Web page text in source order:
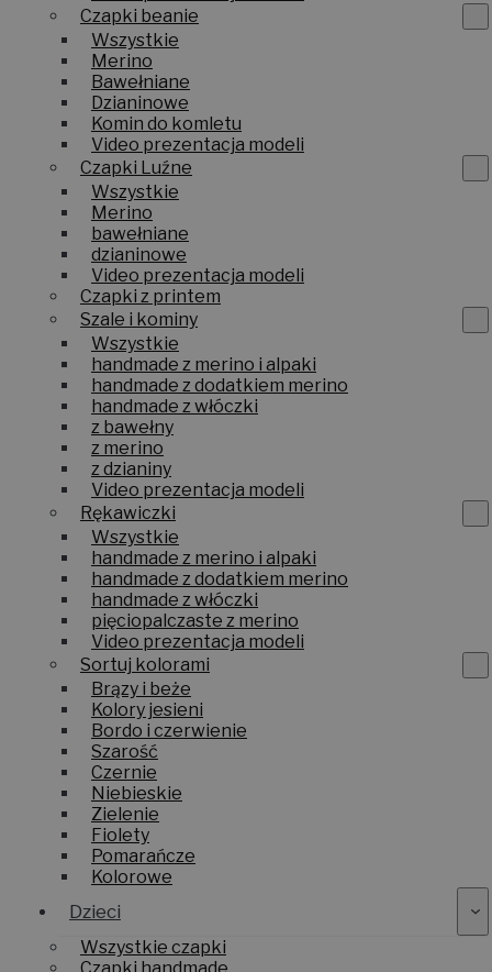
Czapki beanie
Wszystkie
Merino
Bawełniane
Dzianinowe
Komin do komletu
Video prezentacja modeli
Czapki Luźne
Wszystkie
Merino
bawełniane
dzianinowe
Video prezentacja modeli
Czapki z printem
Szale i kominy
Wszystkie
handmade z merino i alpaki
handmade z dodatkiem merino
handmade z włóczki
z bawełny
z merino
z dzianiny
Video prezentacja modeli
Rękawiczki
Wszystkie
handmade z merino i alpaki
handmade z dodatkiem merino
handmade z włóczki
pięciopalczaste z merino
Video prezentacja modeli
Sortuj kolorami
Brązy i beże
Kolory jesieni
Bordo i czerwienie
Szarość
Czernie
Niebieskie
Zielenie
Fiolety
Pomarańcze
Kolorowe
Dzieci
Wszystkie czapki